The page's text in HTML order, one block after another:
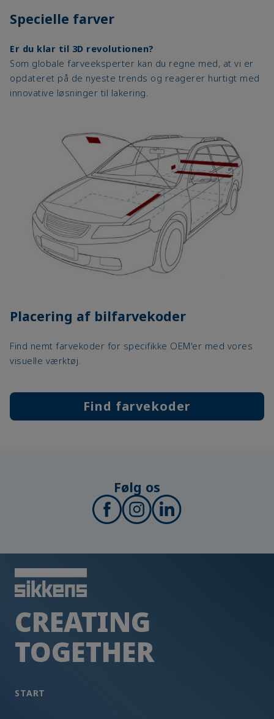
Specielle farver
Er du klar til 3D revolutionen?
Som globale farveeksperter kan du regne med, at vi er
opdateret på de nyeste trends og reagerer hurtigt med
innovative løsninger til lakering.
Placering af bilfarvekoder
Find nemt farvekoder for specifikke OEM'er med vores
visuelle værktøj.
Find farvekoder
Følg os
CREATING
TOGETHER
START